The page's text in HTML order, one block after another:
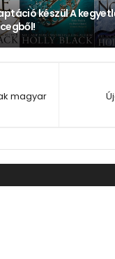
készül A
magyar